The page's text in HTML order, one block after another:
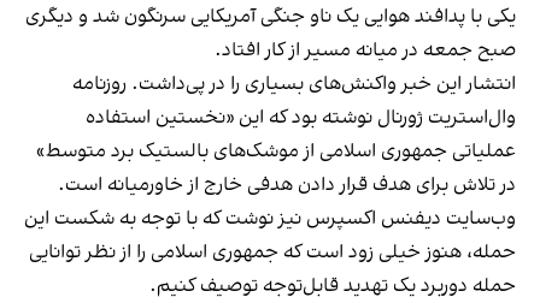
یکی با پدافند هوایی یک ناو جنگی آمریکایی سرنگون شد و دیگری
صبح جمعه در میانه مسیر از کار افتاد.
انتشار این خبر واکنش‌های بسیاری را در پی‌داشت. روزنامه
وال‌استریت ژورنال نوشته بود که این «نخستین استفاده
عملیاتی جمهوری اسلامی از موشک‌های بالستیک برد متوسط»
در تلاش برای هدف قرار دادن هدفی خارج از خاورمیانه است.
وب‌سایت دیفنس اکسپرس نیز نوشت که با توجه به شکست این
حمله، هنوز خیلی زود است که جمهوری اسلامی را از نظر توانایی
حمله دوربرد یک تهدید قابل‌توجه توصیف کنیم.